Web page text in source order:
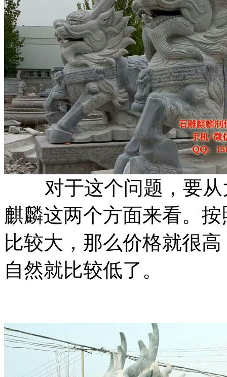
对于这个问题，要从
麒麟这两个方面来看。
比较大，那么价格就很
自然就比较低了。